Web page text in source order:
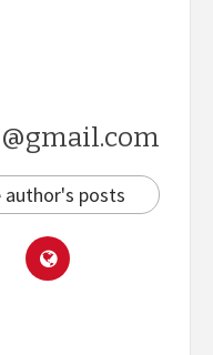
author's posts